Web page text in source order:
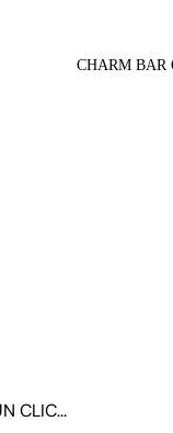
CHARM BAR
CLIC...